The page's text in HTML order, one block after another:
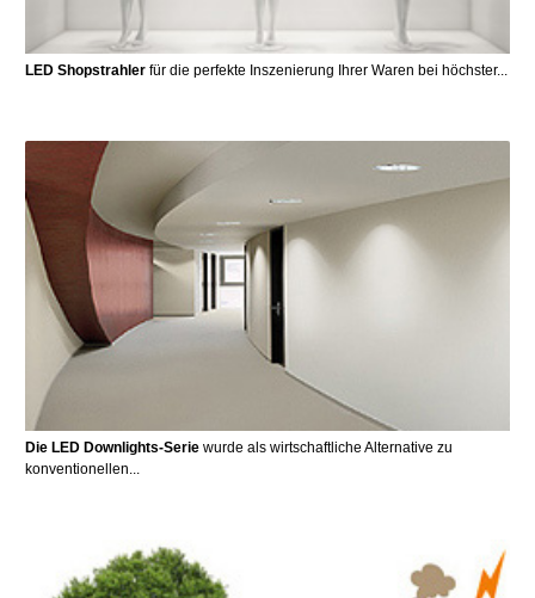
LED Shopstrahler für die perfekte Inszenierung Ihrer Waren bei höchster...
Die LED Downlights-Serie wurde als wirtschaftliche Alternative zu
konventionellen...